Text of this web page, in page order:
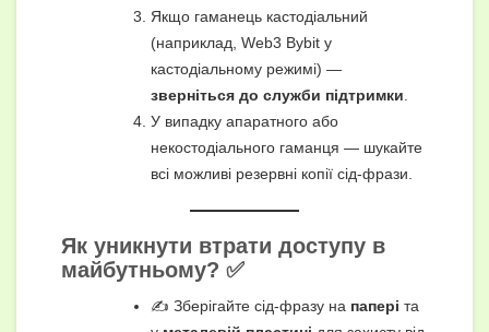
Якщо гаманець кастодіальний
(наприклад, Web3 Bybit у
кастодіальному режимі) —
зверніться до служби підтримки
У випадку апаратного або
некостодіального гаманця — шукайте
всі можливі резервні копії сід-фрази.
Як уникнути втрати доступу в
майбутньому? ✅
✍ Зберігайте сід-фразу на папері та